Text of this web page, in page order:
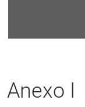
Anexo I